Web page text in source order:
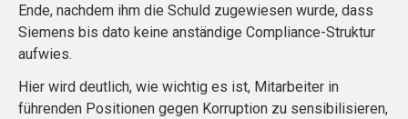
Ende, nachdem ihm die Schuld zugewiesen wurde, dass
Siemens bis dato keine anständige Compliance-Struktur
aufwies.
Hier wird deutlich, wie wichtig es ist, Mitarbeiter in
führenden Positionen gegen Korruption zu sensibilisieren,